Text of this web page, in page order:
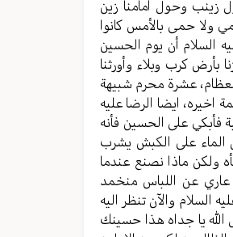
زينب وحول امامنا زين
ولا حمى بالأمس كانوا
السلام أن يوم الحسين
بأرض كرب وبلاء وأورثنا
عشرة محرم شبيهة
اخيره، ايضا الرضا عليه
فأبكي على الحسين فأنه
الماء على الكبش يشرب
ولكن ماذا نصنع عندما
عاري عن اللباس منخمد
السلام والآن تنظر اليه
يا جداه هذا حسينك